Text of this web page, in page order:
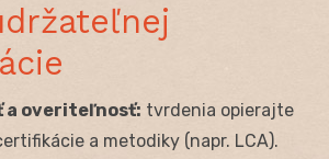
a overiteľnosť: tvrdenia opierajte
a metodiky (napr. LCA).